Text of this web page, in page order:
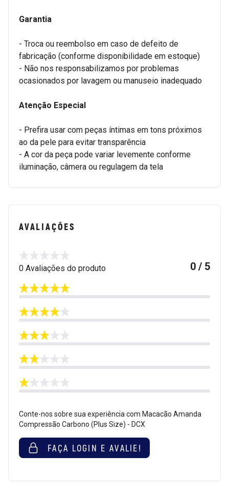
Garantia
- Troca ou reembolso em caso de defeito de
fabricação (conforme disponibilidade em estoque)
- Não nos responsabilizamos por problemas
ocasionados por lavagem ou manuseio inadequado
Atenção Especial
- Prefira usar com peças íntimas em tons próximos
ao da pele para evitar transparência
- A cor da peça pode variar levemente conforme
iluminação, câmera ou regulagem da tela
AVALIAÇÕES
0 Avaliações do produto 0 / 5
Conte-nos sobre sua experiência com Macacão Amanda
Compressão Carbono (Plus Size) - DCX
FAÇA LOGIN E AVALIE!